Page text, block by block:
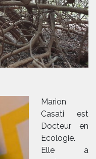
Marion
Casati est
Docteur en
Ecologie.
Elle a